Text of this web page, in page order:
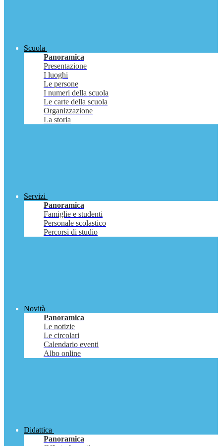
Scuola
Panoramica
Presentazione
I luoghi
Le persone
I numeri della scuola
Le carte della scuola
Organizzazione
La storia
Servizi
Panoramica
Famiglie e studenti
Personale scolastico
Percorsi di studio
Novità
Panoramica
Le notizie
Le circolari
Calendario eventi
Albo online
Didattica
Panoramica